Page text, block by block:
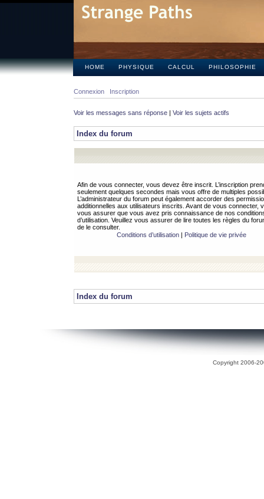
HOME PHYSIQUE CALCUL PHILOSOPHIE
Connexion Inscription
Voir les messages sans réponse | Voir les sujets actifs
Index du forum
Afin de vous connecter, vous devez être inscrit. L’inscription
seulement quelques secondes mais vous offre de multiples
L’administrateur du forum peut également accorder des
additionnelles aux utilisateurs inscrits. Avant de vous connecter,
vous assurer que vous avez pris connaissance de nos
d’utilisation. Veuillez vous assurer de lire toutes les règles du
de le consulter.
Conditions d’utilisation| Politique de vie privée
Index du forum
Copyright 2006-